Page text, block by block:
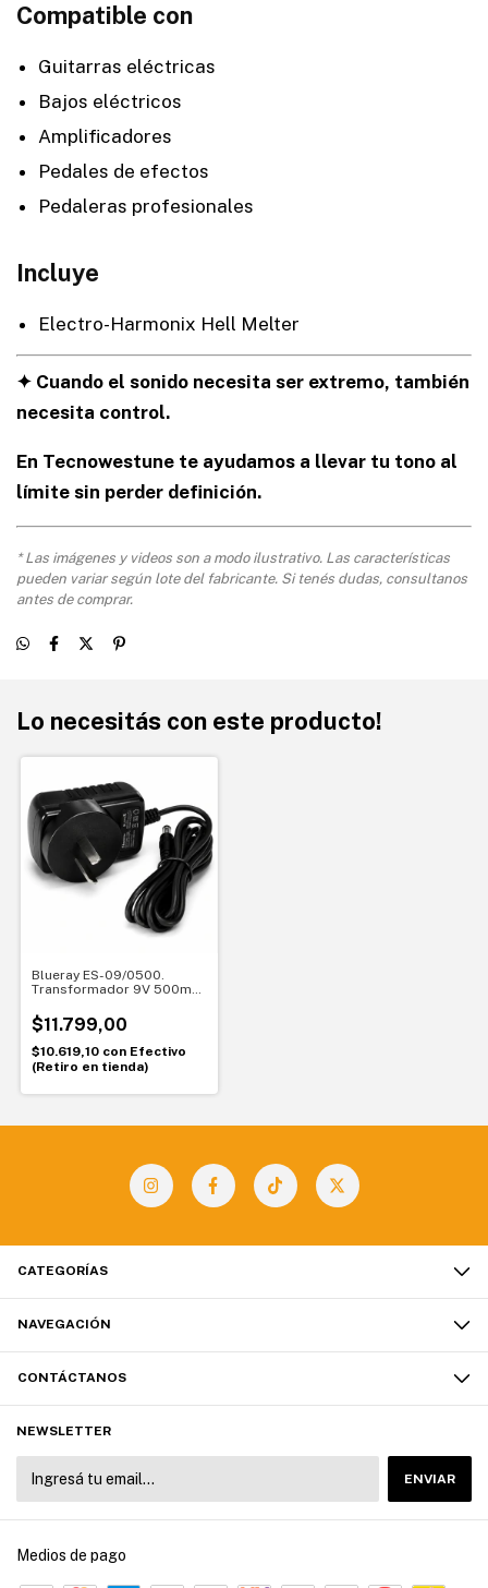
Compatible con
Guitarras eléctricas
Bajos eléctricos
Amplificadores
Pedales de efectos
Pedaleras profesionales
Incluye
Electro-Harmonix Hell Melter
✦ Cuando el sonido necesita ser extremo, también
necesita control.
En Tecnowestune te ayudamos a llevar tu tono al
límite sin perder definición.
* Las imágenes y videos son a modo ilustrativo. Las características
pueden variar según lote del fabricante. Si tenés dudas, consultanos
antes de comprar.
Lo necesitás con este producto!
Blueray ES-09/0500.
Transformador 9V 500mA
$11.799,00
$10.619,10 con Efectivo
(Retiro en tienda)
CATEGORÍAS
NAVEGACIÓN
CONTÁCTANOS
NEWSLETTER
Medios de pago